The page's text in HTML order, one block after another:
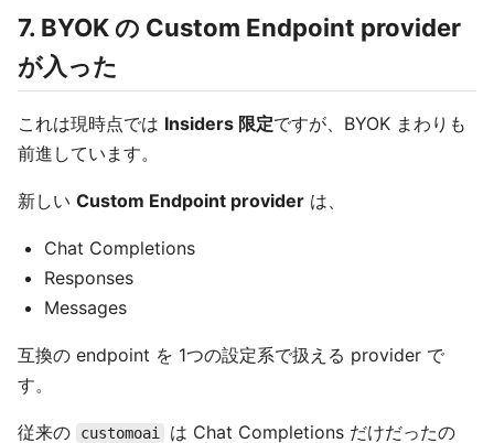
7. BYOK の Custom Endpoint provider
が入った
これは現時点では Insiders 限定ですが、BYOK まわりも
前進しています。
新しい Custom Endpoint provider は、
Chat Completions
Responses
Messages
互換の endpoint を 1つの設定系で扱える provider で
す。
従来の customoai
は Chat Completions だけだったの